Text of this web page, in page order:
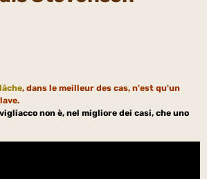
lâche, dans le meilleur des cas, n'est qu'un
non è, nel migliore dei casi, che uno